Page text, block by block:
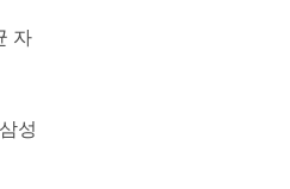
자
성